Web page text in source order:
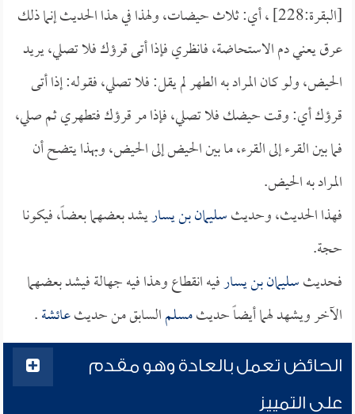
[البقرة:228] ، أي: ثلاث حيضات، ولهذا في هذا الحديث إنما ذلك
عرق يعني دم الاستحاضة، فانظري فإذا أتى قرؤك فلا تصلي، يريد
الحيض، ولو كان المراد به الطهر لم يقل: فلا تصلي، فقوله: إذا أتى
قرؤك أي: وقت حيضك فلا تصلي، فإذا مر قرؤك فتطهري ثم صلي،
فما بين القرء إلى القرء، ما بين الحيض إلى الحيض، وبهذا يتضح أن
المراد به الحيض.
فهذا الحديث، وحديثسليمان بن يساريشد بعضهما بعضاً، فيكونا
حجة.
فحديثسليمان بن يسارفيه انقطاع وهذا فيه جهالة فيشد بعضهما
الآخر ويشهد لهما أيضاً حديثمسلمالسابق من حديثعائشة.
الحائض تعمل بالعادة وهو مقدم
على التمييز